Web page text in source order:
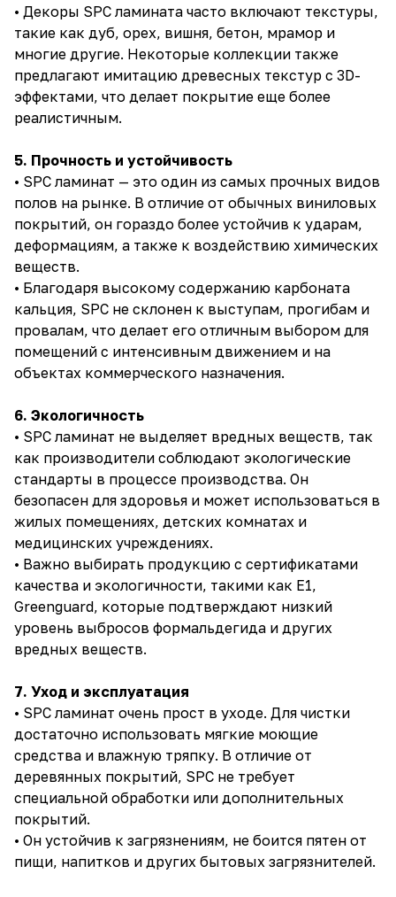
• Декоры SPC ламината часто включают текстуры,
такие как дуб, орех, вишня, бетон, мрамор и
многие другие. Некоторые коллекции также
предлагают имитацию древесных текстур с 3D-
эффектами, что делает покрытие еще более
реалистичным.
5. Прочность и устойчивость
• SPC ламинат — это один из самых прочных видов
полов на рынке. В отличие от обычных виниловых
покрытий, он гораздо более устойчив к ударам,
деформациям, а также к воздействию химических
веществ.
• Благодаря высокому содержанию карбоната
кальция, SPC не склонен к выступам, прогибам и
провалам, что делает его отличным выбором для
помещений с интенсивным движением и на
объектах коммерческого назначения.
6. Экологичность
• SPC ламинат не выделяет вредных веществ, так
как производители соблюдают экологические
стандарты в процессе производства. Он
безопасен для здоровья и может использоваться в
жилых помещениях, детских комнатах и
медицинских учреждениях.
• Важно выбирать продукцию с сертификатами
качества и экологичности, такими как E1,
Greenguard, которые подтверждают низкий
уровень выбросов формальдегида и других
вредных веществ.
7. Уход и эксплуатация
• SPC ламинат очень прост в уходе. Для чистки
достаточно использовать мягкие моющие
средства и влажную тряпку. В отличие от
деревянных покрытий, SPC не требует
специальной обработки или дополнительных
покрытий.
• Он устойчив к загрязнениям, не боится пятен от
пищи, напитков и других бытовых загрязнителей.